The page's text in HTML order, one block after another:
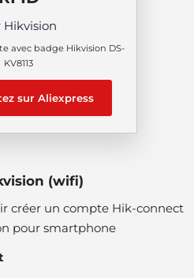
Hikvision
avec badge Hikvision DS-
KV8113
sur Aliexpress
(wifi)
créer un compte Hik-connect
pour smartphone